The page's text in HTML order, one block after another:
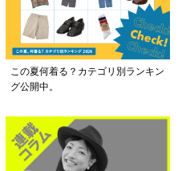
この夏何着る？カテゴリ別ランキン
グ公開中。